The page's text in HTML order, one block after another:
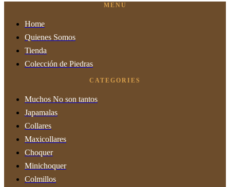
MENU
Home
Quienes Somos
Tienda
Colección de Piedras
CATEGORIES
Muchos No son tantos
Japamalas
Collares
Maxicollares
Choquer
Minichoquer
Colmillos